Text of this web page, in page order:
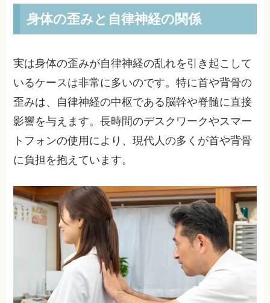
身体の歪みと自律神経の関係
実は身体の歪みが自律神経の乱れを引き起こして
いるケースは非常に多いのです。特に首や背骨の
歪みは、自律神経の中枢である脳幹や脊髄に直接
影響を与えます。長時間のデスクワークやスマー
トフォンの使用により、現代人の多くが首や背骨
に負担を抱えています。